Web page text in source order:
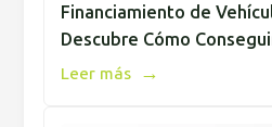
Financiamiento de
Descubre Cómo
Leer más →